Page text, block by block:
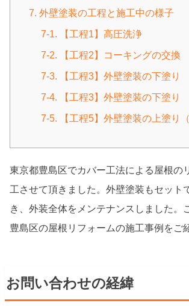
7. 外壁塗装の工程と施工中の様子
7-1. 【工程1】高圧洗浄
7-2. 【工程2】コーキングの交換
7-3. 【工程3】外壁塗装の下塗り
7-4. 【工程3】外壁塗装の下塗り
7-5. 【工程5】外壁塗装の上塗り（
東京都豊島区でカバー工法による屋根の
工させて頂きました。外壁塗装もセット
き、外装全体をメンテナンスしました。
豊島区の屋根リフォームの施工事例をご
お問い合わせの経緯